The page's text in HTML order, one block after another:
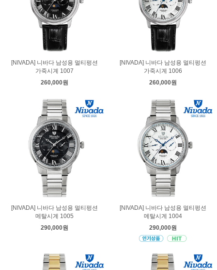
[NIVADA] 니바다 남성용 멀티펑션
가죽시계 1007
260,000원
[NIVADA] 니바다 남성용 멀티펑션
가죽시계 1006
260,000원
[NIVADA] 니바다 남성용 멀티펑션
메탈시계 1005
290,000원
[NIVADA] 니바다 남성용 멀티펑션
메탈시계 1004
290,000원